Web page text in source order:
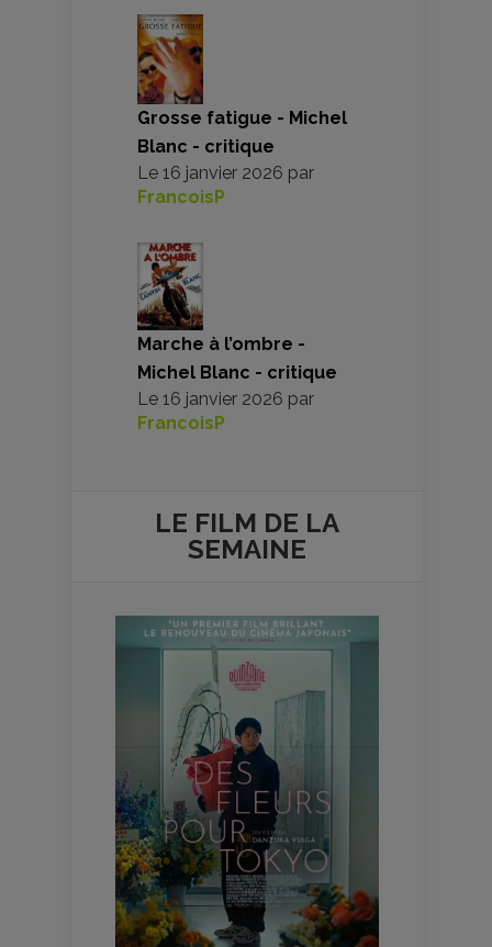
Grosse fatigue - Michel
Blanc - critique
Le 16 janvier 2026 par
FrancoisP
Marche à l’ombre -
Michel Blanc - critique
Le 16 janvier 2026 par
FrancoisP
LE FILM DE LA
SEMAINE